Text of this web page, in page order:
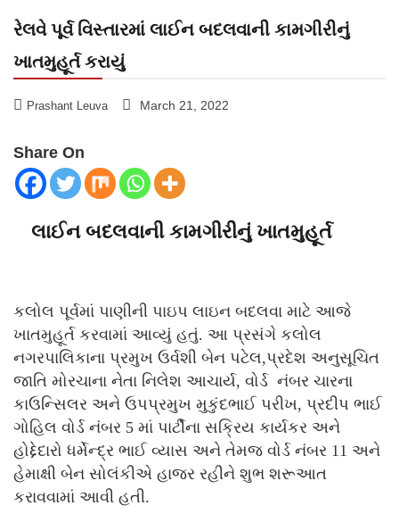
રેલવે પૂર્વ વિસ્તારમાં લાઈન બદલવાની કામગીરીનું
ખાતમુહૂર્ત કરાયું
Prashant Leuva March 21, 2022
Share On
લાઈન બદલવાની કામગીરીનું ખાતમુહૂર્ત
કલોલ પૂર્વમાં પાણીની પાઇપ લાઇન બદલવા માટે આજે
ખાતમુહૂર્ત કરવામાં આવ્યું હતું. આ પ્રસંગે કલોલ
નગરપાલિકાના પ્રમુખ ઉર્વશી બેન પટેલ,પ્રદેશ અનુસૂચિત
જાતિ મોરચાના નેતા નિલેશ આચાર્ય, વોર્ડ નંબર ચારના
કાઉન્સિલર અને ઉપપ્રમુખ મુકુંદભાઈ પરીખ, પ્રદીપ ભાઈ
ગોહિલ વોર્ડ નંબર 5 માં પાર્ટીના સક્રિય કાર્યકર અને
હોદ્દેદારો ધર્મેન્દ્ર ભાઈ વ્યાસ અને તેમજ વોર્ડ નંબર 11 અને
હેમાક્ષી બેન સોલંકીએ હાજર રહીને શુભ શરૂઆત
કરાવવામાં આવી હતી.